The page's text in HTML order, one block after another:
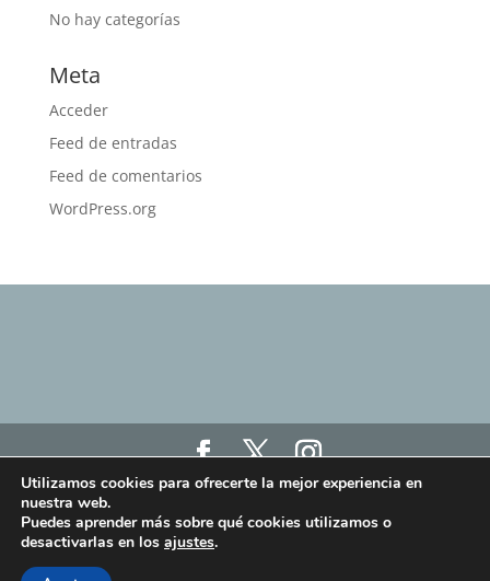
No hay categorías
Meta
Acceder
Feed de entradas
Feed de comentarios
WordPress.org
Haz click aquí para ver nuestro Aviso Legal, Política
de Privacidad y Política de Cookies
Haz click aquí para ver los términos y condiciones
de las clases online "Humanit.as Online"
Utilizamos cookies para ofrecerte la mejor experiencia en
nuestra web.
Puedes aprender más sobre qué cookies utilizamos o
desactivarlas en los ajustes.